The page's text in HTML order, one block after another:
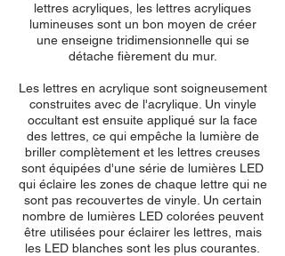
lettres acryliques, les lettres acryliques
lumineuses sont un bon moyen de créer
une enseigne tridimensionnelle qui se
détache fièrement du mur.
Les lettres en acrylique sont soigneusement
construites avec de l'acrylique. Un vinyle
occultant est ensuite appliqué sur la face
des lettres, ce qui empêche la lumière de
briller complètement et les lettres creuses
sont équipées d'une série de lumières LED
qui éclaire les zones de chaque lettre qui ne
sont pas recouvertes de vinyle. Un certain
nombre de lumières LED colorées peuvent
être utilisées pour éclairer les lettres, mais
les LED blanches sont les plus courantes.